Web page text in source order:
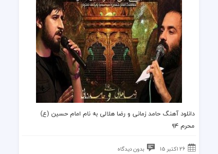
دانلود آهنگ حامد زمانی و رضا هلالی به نام امام حسین (ع)
محرم ۹۴
26 اکتبر 15 بدون دیدگاه